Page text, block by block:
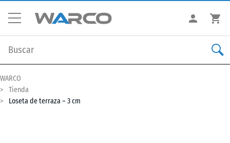
WARCO
Tienda
Loseta de terraza – 3 cm